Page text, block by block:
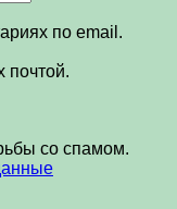
по email.
почтой.
со спамом.